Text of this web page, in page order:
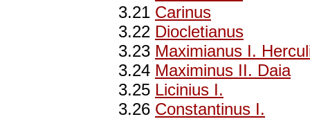
3.21 Carinus
3.22 Diocletianus
3.23 Maximianus I.
3.24 Maximinus II. Daia
3.25 Licinius I.
3.26 Constantinus I.